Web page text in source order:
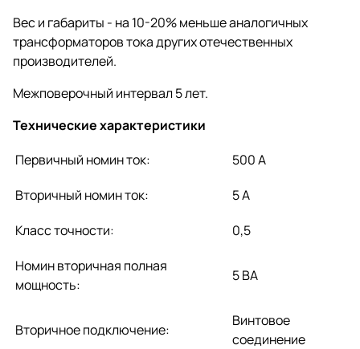
Вес и габариты - на 10-20% меньше аналогичных
трансформаторов тока других отечественных
производителей.
Межповерочный интервал 5 лет.
Технические характеристики
Первичный номин ток:
500 А
Вторичный номин ток:
5 А
Класс точности:
0,5
Номин вторичная полная
мощность:
5 ВА
Вторичное подключение:
Винтовое
соединение